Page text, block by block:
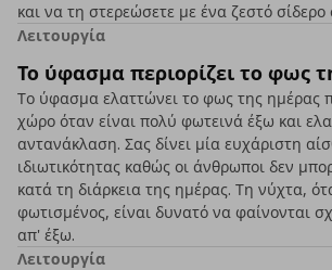
και να τη στερεώσετε με ένα ζεστό σίδερο
Λειτουργία
Το ύφασμα περιορίζει το φως
Το ύφασμα ελαττώνει το φως της ημέρας
χώρο όταν είναι πολύ φωτεινά έξω και
αντανάκλαση. Σας δίνει μία ευχάριστη
ιδιωτικότητας καθώς οι άνθρωποι δεν
κατά τη διάρκεια της ημέρας. Τη νύχτα,
φωτισμένος, είναι δυνατό να φαίνονται
απ' έξω.
Λειτουργία